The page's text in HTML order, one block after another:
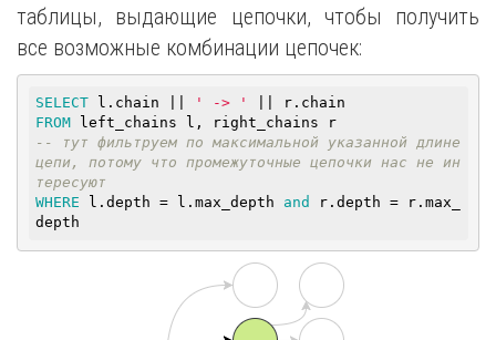
таблицы, выдающие цепочки, чтобы получить
все возможные комбинации цепочек:
SELECT l.chain || ' -> '
FROM
-- тут фильтруем по максимальной указанной длине
цепи, потому что промежуточные цепочки нас не ин
тересуют
WHERE l.depth = l.max_depth and
r.depth = r.max_
depth